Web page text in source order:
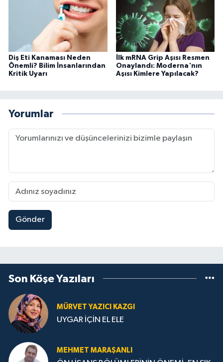
Diş Eti Kanaması Neden
Önemli? Bilim İnsanlarından
Kritik Uyarı
İlk mRNA Grip Aşısı Resmen
Onaylandı: Moderna'nın
Aşısı Kimlere Yapılacak?
Yorumlar
Gönder
Son Köşe Yazıları
MÜRVET YAZICI KAZGI
UYGAR İÇİN EL ELE
MEHMET MARAŞANLI